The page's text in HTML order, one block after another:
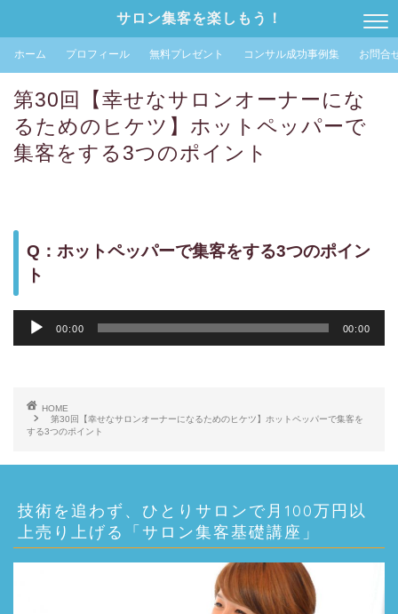
サロン集客を楽しもう！
ホーム プロフィール 無料プレゼント コンサル成功事例集 お問合
第30回【幸せなサロンオーナーにな
るためのヒケツ】ホットペッパーで
集客をする3つのポイント
Q：ホットペッパーで集客をする3つのポイン
ト
声
レ
ー
ヤ
00:00 00:00
HOME
第30回【幸せなサロンオーナーになるためのヒケツ】ホットペッパーで集客を
する3つのポイント
技術を追わず、ひとりサロンで月100万円以
上売り上げる「サロン集客基礎講座」